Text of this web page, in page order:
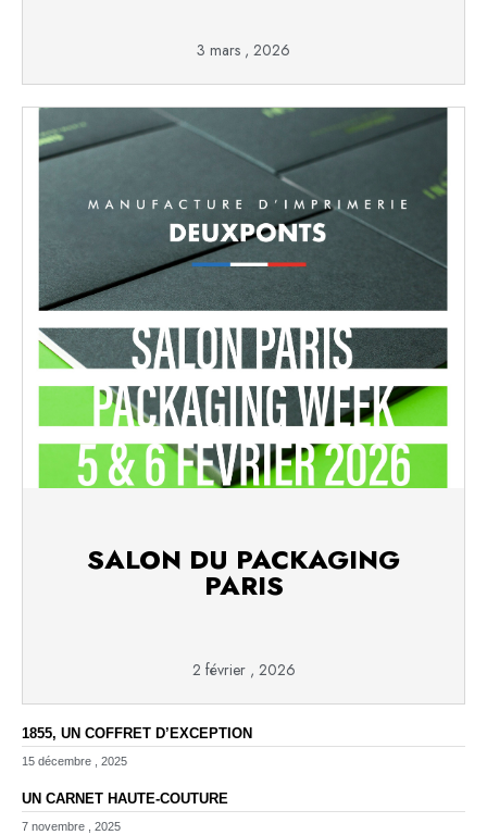
3 mars , 2026
SALON DU PACKAGING
PARIS
2 février , 2026
1855, UN COFFRET D’EXCEPTION
15 décembre , 2025
UN CARNET HAUTE-COUTURE
7 novembre , 2025